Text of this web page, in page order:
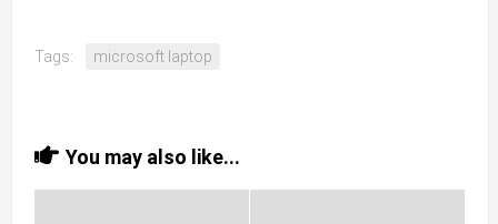
Tags: microsoft laptop
You may also like...